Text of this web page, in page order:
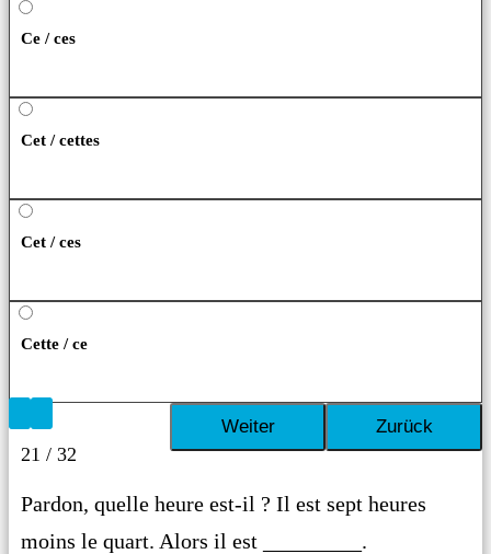
Ce / ces
Cet / cettes
Cet / ces
Cette / ce
21 / 32
Pardon, quelle heure est-il ? Il est sept heures
moins le quart. Alors il est _________.